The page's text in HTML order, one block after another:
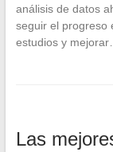
análisis de datos
seguir el progreso
estudios y mejorar…
Las